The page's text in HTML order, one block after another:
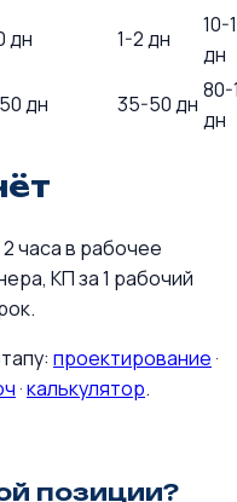
дн 1-2 дн
10-
дн
дн 35-50 дн
80-
дн
часа в рабочее
КП за 1 рабочий
проектирование·
·калькулятор.
позиции?